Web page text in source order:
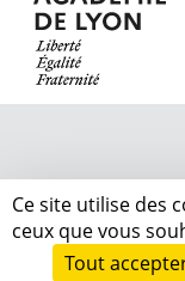
Ce site utilise des
ceux que vous
Tout